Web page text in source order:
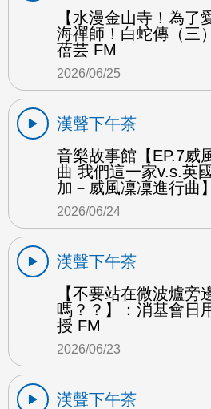
【水漫金山寺！為了
海禪師！白蛇傳（三
蓓芸 FM
2026/06/25
漢聲下午茶
音樂故事館【EP.7威
曲 我們這一家v.s.英
加－威風凜凜進行曲
2026/06/24
漢聲下午茶
【不要站在微波爐旁
嗎？？】：消基會日
授 FM
2026/06/23
漢聲下午茶